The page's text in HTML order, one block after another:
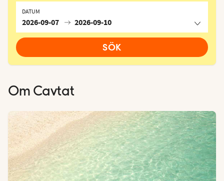
DATUM
2026-09-07 2026-09-10
SÖK
Om Cavtat